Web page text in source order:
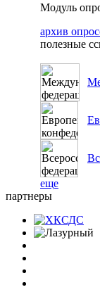
Модуль
архив
полезные
еще
партнеры